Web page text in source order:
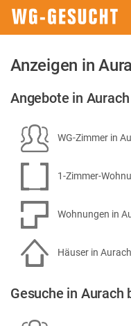
Anzeigen in
Angebote in
WG-Zimmer in
1-Zimmer-
Wohnungen in
Häuser in
Gesuche in Aurach